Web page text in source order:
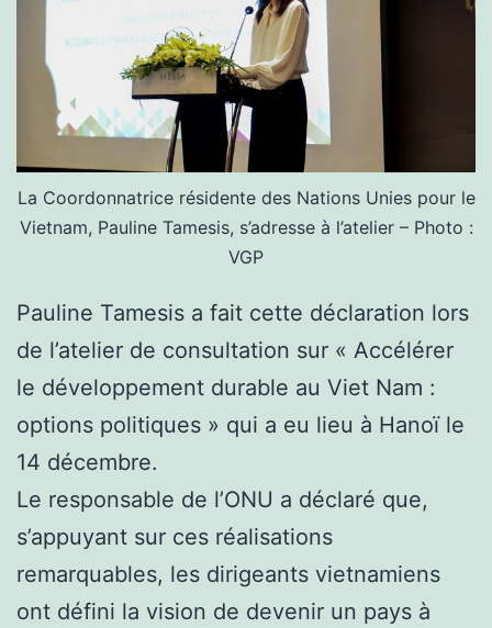
La Coordonnatrice résidente des Nations Unies pour le
Vietnam, Pauline Tamesis, s’adresse à l’atelier – Photo :
VGP
Pauline Tamesis a fait cette déclaration lors
de l’atelier de consultation sur « Accélérer
le développement durable au Viet Nam :
options politiques » qui a eu lieu à Hanoï le
14 décembre.
Le responsable de l’ONU a déclaré que,
s’appuyant sur ces réalisations
remarquables, les dirigeants vietnamiens
ont défini la vision de devenir un pays à